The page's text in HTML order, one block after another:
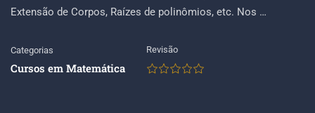
Extensão de Corpos, Raízes de polinômios, etc. Nos …
Categorias
Cursos em Matemática
Revisão